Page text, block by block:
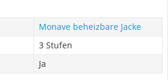
Monave beheizbare Jacke
3 Stufen
Ja